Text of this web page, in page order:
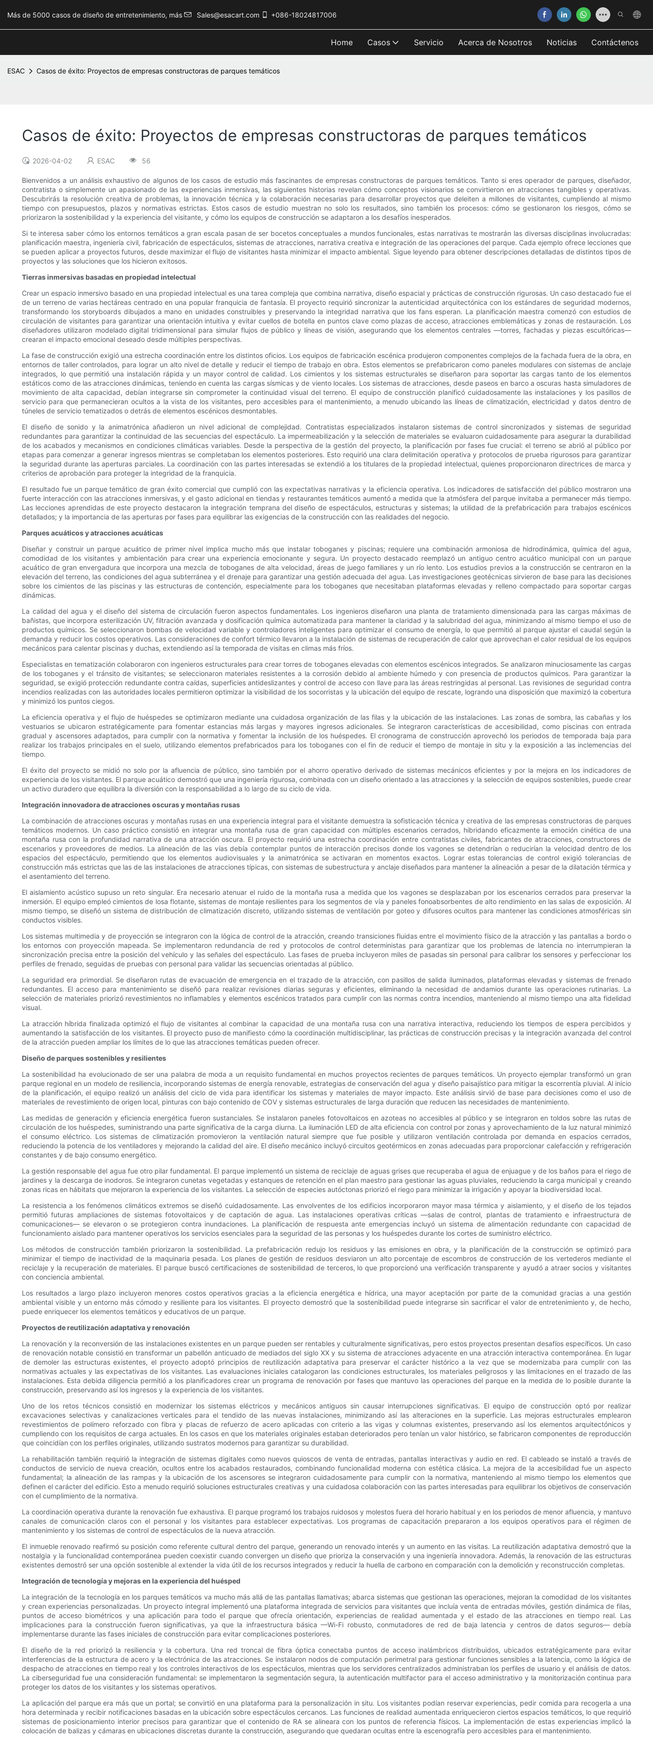
Más de 5000 casos de diseño de entretenimiento, más Sales@esacart.com +086-18024817006
Home Casos Servicio Acerca de Nosotros Noticias Contáctenos
ESAC Casos de éxito: Proyectos de empresas constructoras de parques temáticos
Casos de éxito: Proyectos de empresas constructoras de parques temáticos
2026-04-02 ESAC 56
Bienvenidos a un análisis exhaustivo de algunos de los casos de estudio más fascinantes de empresas constructoras de parques temáticos. Tanto si eres operador de parques, diseñador,
contratista o simplemente un apasionado de las experiencias inmersivas, las siguientes historias revelan cómo conceptos visionarios se convirtieron en atracciones tangibles y operativas.
Descubrirás la resolución creativa de problemas, la innovación técnica y la colaboración necesarias para desarrollar proyectos que deleiten a millones de visitantes, cumpliendo al mismo
tiempo con presupuestos, plazos y normativas estrictas. Estos casos de estudio muestran no solo los resultados, sino también los procesos: cómo se gestionaron los riesgos, cómo se
priorizaron la sostenibilidad y la experiencia del visitante, y cómo los equipos de construcción se adaptaron a los desafíos inesperados.
Si te interesa saber cómo los entornos temáticos a gran escala pasan de ser bocetos conceptuales a mundos funcionales, estas narrativas te mostrarán las diversas disciplinas involucradas:
planificación maestra, ingeniería civil, fabricación de espectáculos, sistemas de atracciones, narrativa creativa e integración de las operaciones del parque. Cada ejemplo ofrece lecciones que
se pueden aplicar a proyectos futuros, desde maximizar el flujo de visitantes hasta minimizar el impacto ambiental. Sigue leyendo para obtener descripciones detalladas de distintos tipos de
proyectos y las soluciones que los hicieron exitosos.
Tierras inmersivas basadas en propiedad intelectual
Crear un espacio inmersivo basado en una propiedad intelectual es una tarea compleja que combina narrativa, diseño espacial y prácticas de construcción rigurosas. Un caso destacado fue el
de un terreno de varias hectáreas centrado en una popular franquicia de fantasía. El proyecto requirió sincronizar la autenticidad arquitectónica con los estándares de seguridad modernos,
transformando los storyboards dibujados a mano en unidades construibles y preservando la integridad narrativa que los fans esperan. La planificación maestra comenzó con estudios de
circulación de visitantes para garantizar una orientación intuitiva y evitar cuellos de botella en puntos clave como plazas de acceso, atracciones emblemáticas y zonas de restauración. Los
diseñadores utilizaron modelado digital tridimensional para simular flujos de público y líneas de visión, asegurando que los elementos centrales —torres, fachadas y piezas escultóricas—
crearan el impacto emocional deseado desde múltiples perspectivas.
La fase de construcción exigió una estrecha coordinación entre los distintos oficios. Los equipos de fabricación escénica produjeron componentes complejos de la fachada fuera de la obra, en
entornos de taller controlados, para lograr un alto nivel de detalle y reducir el tiempo de trabajo en obra. Estos elementos se prefabricaron como paneles modulares con sistemas de anclaje
integrados, lo que permitió una instalación rápida y un mayor control de calidad. Los cimientos y los sistemas estructurales se diseñaron para soportar las cargas tanto de los elementos
estáticos como de las atracciones dinámicas, teniendo en cuenta las cargas sísmicas y de viento locales. Los sistemas de atracciones, desde paseos en barco a oscuras hasta simuladores de
movimiento de alta capacidad, debían integrarse sin comprometer la continuidad visual del terreno. El equipo de construcción planificó cuidadosamente las instalaciones y los pasillos de
servicio para que permanecieran ocultos a la vista de los visitantes, pero accesibles para el mantenimiento, a menudo ubicando las líneas de climatización, electricidad y datos dentro de
túneles de servicio tematizados o detrás de elementos escénicos desmontables.
El diseño de sonido y la animatrónica añadieron un nivel adicional de complejidad. Contratistas especializados instalaron sistemas de control sincronizados y sistemas de seguridad
redundantes para garantizar la continuidad de las secuencias del espectáculo. La impermeabilización y la selección de materiales se evaluaron cuidadosamente para asegurar la durabilidad
de los acabados y mecanismos en condiciones climáticas variables. Desde la perspectiva de la gestión del proyecto, la planificación por fases fue crucial: el terreno se abrió al público por
etapas para comenzar a generar ingresos mientras se completaban los elementos posteriores. Esto requirió una clara delimitación operativa y protocolos de prueba rigurosos para garantizar
la seguridad durante las aperturas parciales. La coordinación con las partes interesadas se extendió a los titulares de la propiedad intelectual, quienes proporcionaron directrices de marca y
criterios de aprobación para proteger la integridad de la franquicia.
El resultado fue un parque temático de gran éxito comercial que cumplió con las expectativas narrativas y la eficiencia operativa. Los indicadores de satisfacción del público mostraron una
fuerte interacción con las atracciones inmersivas, y el gasto adicional en tiendas y restaurantes temáticos aumentó a medida que la atmósfera del parque invitaba a permanecer más tiempo.
Las lecciones aprendidas de este proyecto destacaron la integración temprana del diseño de espectáculos, estructuras y sistemas; la utilidad de la prefabricación para trabajos escénicos
detallados; y la importancia de las aperturas por fases para equilibrar las exigencias de la construcción con las realidades del negocio.
Parques acuáticos y atracciones acuáticas
Diseñar y construir un parque acuático de primer nivel implica mucho más que instalar toboganes y piscinas; requiere una combinación armoniosa de hidrodinámica, química del agua,
comodidad de los visitantes y ambientación para crear una experiencia emocionante y segura. Un proyecto destacado reemplazó un antiguo centro acuático municipal con un parque
acuático de gran envergadura que incorpora una mezcla de toboganes de alta velocidad, áreas de juego familiares y un río lento. Los estudios previos a la construcción se centraron en la
elevación del terreno, las condiciones del agua subterránea y el drenaje para garantizar una gestión adecuada del agua. Las investigaciones geotécnicas sirvieron de base para las decisiones
sobre los cimientos de las piscinas y las estructuras de contención, especialmente para los toboganes que necesitaban plataformas elevadas y relleno compactado para soportar cargas
dinámicas.
La calidad del agua y el diseño del sistema de circulación fueron aspectos fundamentales. Los ingenieros diseñaron una planta de tratamiento dimensionada para las cargas máximas de
bañistas, que incorpora esterilización UV, filtración avanzada y dosificación química automatizada para mantener la claridad y la salubridad del agua, minimizando al mismo tiempo el uso de
productos químicos. Se seleccionaron bombas de velocidad variable y controladores inteligentes para optimizar el consumo de energía, lo que permitió al parque ajustar el caudal según la
demanda y reducir los costos operativos. Las consideraciones de confort térmico llevaron a la instalación de sistemas de recuperación de calor que aprovechan el calor residual de los equipos
mecánicos para calentar piscinas y duchas, extendiendo así la temporada de visitas en climas más fríos.
Especialistas en tematización colaboraron con ingenieros estructurales para crear torres de toboganes elevadas con elementos escénicos integrados. Se analizaron minuciosamente las cargas
de los toboganes y el tránsito de visitantes; se seleccionaron materiales resistentes a la corrosión debido al ambiente húmedo y con presencia de productos químicos. Para garantizar la
seguridad, se exigió protección redundante contra caídas, superficies antideslizantes y control de acceso con llave para las áreas restringidas al personal. Las revisiones de seguridad contra
incendios realizadas con las autoridades locales permitieron optimizar la visibilidad de los socorristas y la ubicación del equipo de rescate, logrando una disposición que maximizó la cobertura
y minimizó los puntos ciegos.
La eficiencia operativa y el flujo de huéspedes se optimizaron mediante una cuidadosa organización de las filas y la ubicación de las instalaciones. Las zonas de sombra, las cabañas y los
vestuarios se ubicaron estratégicamente para fomentar estancias más largas y mayores ingresos adicionales. Se integraron características de accesibilidad, como piscinas con entrada
gradual y ascensores adaptados, para cumplir con la normativa y fomentar la inclusión de los huéspedes. El cronograma de construcción aprovechó los periodos de temporada baja para
realizar los trabajos principales en el suelo, utilizando elementos prefabricados para los toboganes con el fin de reducir el tiempo de montaje in situ y la exposición a las inclemencias del
tiempo.
El éxito del proyecto se midió no solo por la afluencia de público, sino también por el ahorro operativo derivado de sistemas mecánicos eficientes y por la mejora en los indicadores de
experiencia de los visitantes. El parque acuático demostró que una ingeniería rigurosa, combinada con un diseño orientado a las atracciones y la selección de equipos sostenibles, puede crear
un activo duradero que equilibra la diversión con la responsabilidad a lo largo de su ciclo de vida.
Integración innovadora de atracciones oscuras y montañas rusas
La combinación de atracciones oscuras y montañas rusas en una experiencia integral para el visitante demuestra la sofisticación técnica y creativa de las empresas constructoras de parques
temáticos modernos. Un caso práctico consistió en integrar una montaña rusa de gran capacidad con múltiples escenarios cerrados, hibridando eficazmente la emoción cinética de una
montaña rusa con la profundidad narrativa de una atracción oscura. El proyecto requirió una estrecha coordinación entre contratistas civiles, fabricantes de atracciones, constructores de
escenarios y proveedores de medios. La alineación de las vías debía contemplar puntos de interacción precisos donde los vagones se detendrían o reducirían la velocidad dentro de los
espacios del espectáculo, permitiendo que los elementos audiovisuales y la animatrónica se activaran en momentos exactos. Lograr estas tolerancias de control exigió tolerancias de
construcción más estrictas que las de las instalaciones de atracciones típicas, con sistemas de subestructura y anclaje diseñados para mantener la alineación a pesar de la dilatación térmica y
el asentamiento del terreno.
El aislamiento acústico supuso un reto singular. Era necesario atenuar el ruido de la montaña rusa a medida que los vagones se desplazaban por los escenarios cerrados para preservar la
inmersión. El equipo empleó cimientos de losa flotante, sistemas de montaje resilientes para los segmentos de vía y paneles fonoabsorbentes de alto rendimiento en las salas de exposición. Al
mismo tiempo, se diseñó un sistema de distribución de climatización discreto, utilizando sistemas de ventilación por goteo y difusores ocultos para mantener las condiciones atmosféricas sin
conductos visibles.
Los sistemas multimedia y de proyección se integraron con la lógica de control de la atracción, creando transiciones fluidas entre el movimiento físico de la atracción y las pantallas a bordo o
los entornos con proyección mapeada. Se implementaron redundancia de red y protocolos de control deterministas para garantizar que los problemas de latencia no interrumpieran la
sincronización precisa entre la posición del vehículo y las señales del espectáculo. Las fases de prueba incluyeron miles de pasadas sin personal para calibrar los sensores y perfeccionar los
perfiles de frenado, seguidas de pruebas con personal para validar las secuencias orientadas al público.
La seguridad era primordial. Se diseñaron rutas de evacuación de emergencia en el trazado de la atracción, con pasillos de salida iluminados, plataformas elevadas y sistemas de frenado
redundantes. El acceso para mantenimiento se diseñó para realizar revisiones diarias seguras y eficientes, eliminando la necesidad de andamios durante las operaciones rutinarias. La
selección de materiales priorizó revestimientos no inflamables y elementos escénicos tratados para cumplir con las normas contra incendios, manteniendo al mismo tiempo una alta fidelidad
visual.
La atracción híbrida finalizada optimizó el flujo de visitantes al combinar la capacidad de una montaña rusa con una narrativa interactiva, reduciendo los tiempos de espera percibidos y
aumentando la satisfacción de los visitantes. El proyecto puso de manifiesto cómo la coordinación multidisciplinar, las prácticas de construcción precisas y la integración avanzada del control
de la atracción pueden ampliar los límites de lo que las atracciones temáticas pueden ofrecer.
Diseño de parques sostenibles y resilientes
La sostenibilidad ha evolucionado de ser una palabra de moda a un requisito fundamental en muchos proyectos recientes de parques temáticos. Un proyecto ejemplar transformó un gran
parque regional en un modelo de resiliencia, incorporando sistemas de energía renovable, estrategias de conservación del agua y diseño paisajístico para mitigar la escorrentía pluvial. Al inicio
de la planificación, el equipo realizó un análisis del ciclo de vida para identificar los sistemas y materiales de mayor impacto. Este análisis sirvió de base para decisiones como el uso de
materiales de revestimiento de origen local, pinturas con bajo contenido de COV y sistemas estructurales de larga duración que reducen las necesidades de mantenimiento.
Las medidas de generación y eficiencia energética fueron sustanciales. Se instalaron paneles fotovoltaicos en azoteas no accesibles al público y se integraron en toldos sobre las rutas de
circulación de los huéspedes, suministrando una parte significativa de la carga diurna. La iluminación LED de alta eficiencia con control por zonas y aprovechamiento de la luz natural minimizó
el consumo eléctrico. Los sistemas de climatización promovieron la ventilación natural siempre que fue posible y utilizaron ventilación controlada por demanda en espacios cerrados,
reduciendo la potencia de los ventiladores y mejorando la calidad del aire. El diseño mecánico incluyó circuitos geotérmicos en zonas adecuadas para proporcionar calefacción y refrigeración
constantes y de bajo consumo energético.
La gestión responsable del agua fue otro pilar fundamental. El parque implementó un sistema de reciclaje de aguas grises que recuperaba el agua de enjuague y de los baños para el riego de
jardines y la descarga de inodoros. Se integraron cunetas vegetadas y estanques de retención en el plan maestro para gestionar las aguas pluviales, reduciendo la carga municipal y creando
zonas ricas en hábitats que mejoraron la experiencia de los visitantes. La selección de especies autóctonas priorizó el riego para minimizar la irrigación y apoyar la biodiversidad local.
La resistencia a los fenómenos climáticos extremos se diseñó cuidadosamente. Las envolventes de los edificios incorporaron mayor masa térmica y aislamiento, y el diseño de los tejados
permitió futuras ampliaciones de sistemas fotovoltaicos y de captación de agua. Las instalaciones operativas críticas —salas de control, plantas de tratamiento e infraestructura de
comunicaciones— se elevaron o se protegieron contra inundaciones. La planificación de respuesta ante emergencias incluyó un sistema de alimentación redundante con capacidad de
funcionamiento aislado para mantener operativos los servicios esenciales para la seguridad de las personas y los huéspedes durante los cortes de suministro eléctrico.
Los métodos de construcción también priorizaron la sostenibilidad. La prefabricación redujo los residuos y las emisiones en obra, y la planificación de la construcción se optimizó para
minimizar el tiempo de inactividad de la maquinaria pesada. Los planes de gestión de residuos desviaron un alto porcentaje de escombros de construcción de los vertederos mediante el
reciclaje y la recuperación de materiales. El parque buscó certificaciones de sostenibilidad de terceros, lo que proporcionó una verificación transparente y ayudó a atraer socios y visitantes
con conciencia ambiental.
Los resultados a largo plazo incluyeron menores costos operativos gracias a la eficiencia energética e hídrica, una mayor aceptación por parte de la comunidad gracias a una gestión
ambiental visible y un entorno más cómodo y resiliente para los visitantes. El proyecto demostró que la sostenibilidad puede integrarse sin sacrificar el valor de entretenimiento y, de hecho,
puede enriquecer los elementos temáticos y educativos de un parque.
Proyectos de reutilización adaptativa y renovación
La renovación y la reconversión de las instalaciones existentes en un parque pueden ser rentables y culturalmente significativas, pero estos proyectos presentan desafíos específicos. Un caso
de renovación notable consistió en transformar un pabellón anticuado de mediados del siglo XX y su sistema de atracciones adyacente en una atracción interactiva contemporánea. En lugar
de demoler las estructuras existentes, el proyecto adoptó principios de reutilización adaptativa para preservar el carácter histórico a la vez que se modernizaba para cumplir con las
normativas actuales y las expectativas de los visitantes. Las evaluaciones iniciales catalogaron las condiciones estructurales, los materiales peligrosos y las limitaciones en el trazado de las
instalaciones. Esta debida diligencia permitió a los planificadores crear un programa de renovación por fases que mantuvo las operaciones del parque en la medida de lo posible durante la
construcción, preservando así los ingresos y la experiencia de los visitantes.
Uno de los retos técnicos consistió en modernizar los sistemas eléctricos y mecánicos antiguos sin causar interrupciones significativas. El equipo de construcción optó por realizar
excavaciones selectivas y canalizaciones verticales para el tendido de las nuevas instalaciones, minimizando así las alteraciones en la superficie. Las mejoras estructurales emplearon
revestimientos de polímero reforzado con fibra y placas de refuerzo de acero aplicadas con criterio a las vigas y columnas existentes, preservando así los elementos arquitectónicos y
cumpliendo con los requisitos de carga actuales. En los casos en que los materiales originales estaban deteriorados pero tenían un valor histórico, se fabricaron componentes de reproducción
que coincidían con los perfiles originales, utilizando sustratos modernos para garantizar su durabilidad.
La rehabilitación también requirió la integración de sistemas digitales como nuevos quioscos de venta de entradas, pantallas interactivas y audio en red. El cableado se instaló a través de
conductos de servicio de nueva creación, ocultos entre los acabados restaurados, combinando funcionalidad moderna con estética clásica. La mejora de la accesibilidad fue un aspecto
fundamental; la alineación de las rampas y la ubicación de los ascensores se integraron cuidadosamente para cumplir con la normativa, manteniendo al mismo tiempo los elementos que
definen el carácter del edificio. Esto a menudo requirió soluciones estructurales creativas y una cuidadosa colaboración con las partes interesadas para equilibrar los objetivos de conservación
con el cumplimiento de la normativa.
La coordinación operativa durante la renovación fue exhaustiva. El parque programó los trabajos ruidosos y molestos fuera del horario habitual y en los periodos de menor afluencia, y mantuvo
canales de comunicación claros con el personal y los visitantes para establecer expectativas. Los programas de capacitación prepararon a los equipos operativos para el régimen de
mantenimiento y los sistemas de control de espectáculos de la nueva atracción.
El inmueble renovado reafirmó su posición como referente cultural dentro del parque, generando un renovado interés y un aumento en las visitas. La reutilización adaptativa demostró que la
nostalgia y la funcionalidad contemporánea pueden coexistir cuando convergen un diseño que prioriza la conservación y una ingeniería innovadora. Además, la renovación de las estructuras
existentes demostró ser una opción sostenible al extender la vida útil de los recursos integrados y reducir la huella de carbono en comparación con la demolición y reconstrucción completas.
Integración de tecnología y mejoras en la experiencia del huésped
La integración de la tecnología en los parques temáticos va mucho más allá de las pantallas llamativas; abarca sistemas que gestionan las operaciones, mejoran la comodidad de los visitantes
y crean experiencias personalizadas. Un proyecto integral implementó una plataforma integrada de servicios para visitantes que incluía venta de entradas móviles, gestión dinámica de filas,
puntos de acceso biométricos y una aplicación para todo el parque que ofrecía orientación, experiencias de realidad aumentada y el estado de las atracciones en tiempo real. Las
implicaciones para la construcción fueron significativas, ya que la infraestructura básica —Wi-Fi robusto, conmutadores de red de baja latencia y centros de datos seguros— debía
implementarse durante las fases iniciales de construcción para evitar complicaciones posteriores.
El diseño de la red priorizó la resiliencia y la cobertura. Una red troncal de fibra óptica conectaba puntos de acceso inalámbricos distribuidos, ubicados estratégicamente para evitar
interferencias de la estructura de acero y la electrónica de las atracciones. Se instalaron nodos de computación perimetral para gestionar funciones sensibles a la latencia, como la lógica de
despacho de atracciones en tiempo real y los controles interactivos de los espectáculos, mientras que los servidores centralizados administraban los perfiles de usuario y el análisis de datos.
La ciberseguridad fue una consideración fundamental: se implementaron la segmentación segura, la autenticación multifactor para el acceso administrativo y la monitorización continua para
proteger los datos de los visitantes y los sistemas operativos.
La aplicación del parque era más que un portal; se convirtió en una plataforma para la personalización in situ. Los visitantes podían reservar experiencias, pedir comida para recogerla a una
hora determinada y recibir notificaciones basadas en la ubicación sobre espectáculos cercanos. Las funciones de realidad aumentada enriquecieron ciertos espacios temáticos, lo que requirió
sistemas de posicionamiento interior precisos para garantizar que el contenido de RA se alineara con los puntos de referencia físicos. La implementación de estas experiencias implicó la
colocación de balizas y cámaras en ubicaciones discretas durante la construcción, asegurando que quedaran ocultas entre la escenografía pero accesibles para el mantenimiento.